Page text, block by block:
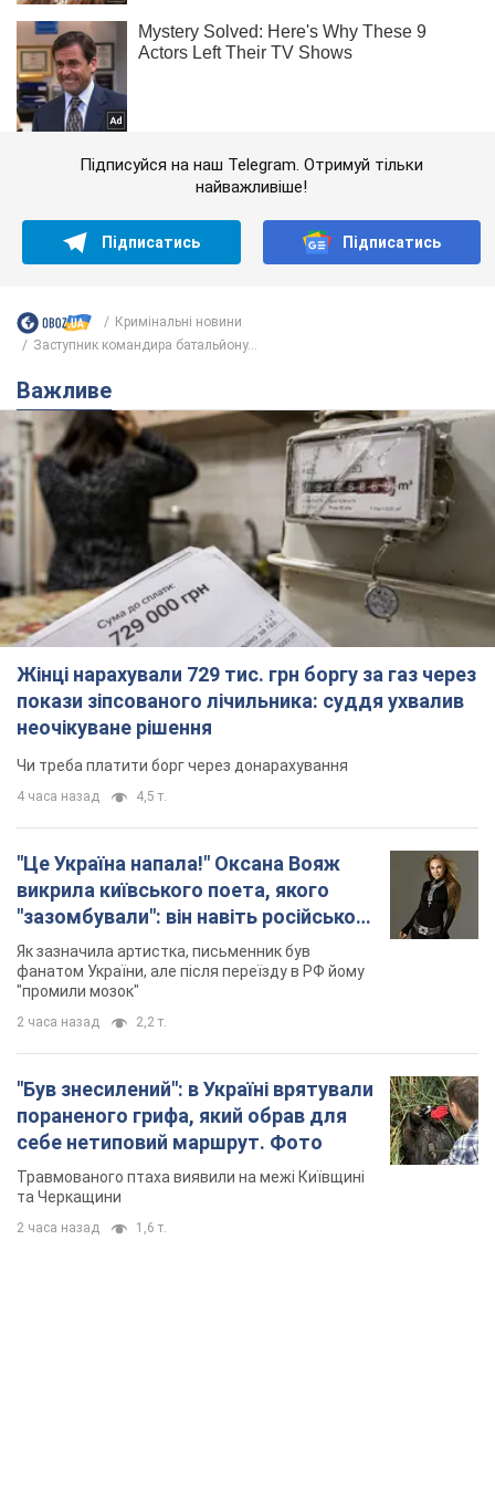
Підписуйся на наш Telegram. Отримуй тільки
найважливіше!
Підписатись Підписатись
Кримінальні новини
Заступник командира батальйону...
Важливе
Жінці нарахували 729 тис. грн боргу за газ через
покази зіпсованого лічильника: суддя ухвалив
неочікуване рішення
Чи треба платити борг через донарахування
4 часа назад 4,5 т.
"Це Україна напала!" Оксана Вояж
викрила київського поета, якого
"зазомбували": він навіть російської
не знав, а тепер хоче геноциду
українців
Як зазначила артистка, письменник був
фанатом України, але після переїзду в РФ йому
"промили мозок"
2 часа назад 2,2 т.
"Був знесилений": в Україні врятували
пораненого грифа, який обрав для
себе нетиповий маршрут. Фото
Травмованого птаха виявили на межі Київщині
та Черкащини
2 часа назад 1,6 т.